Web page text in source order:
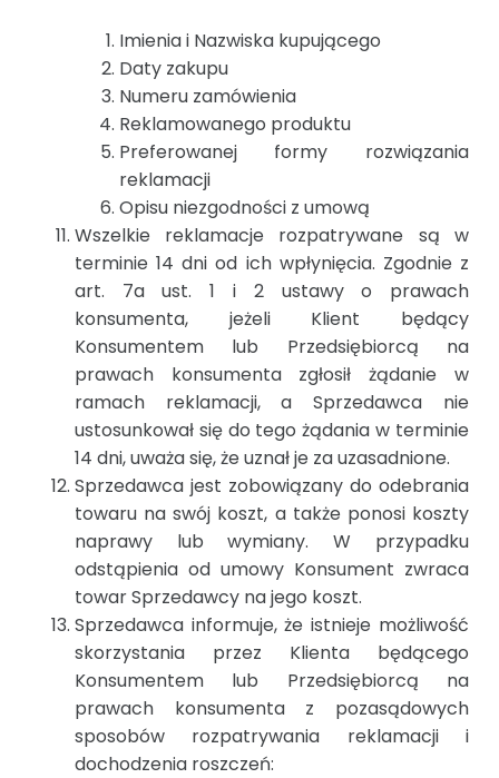
Imienia i Nazwiska kupującego
Daty zakupu
Numeru zamówienia
Reklamowanego produktu
Preferowanej formy rozwiązania
reklamacji
Opisu niezgodności z umową
Wszelkie reklamacje rozpatrywane są w
terminie 14 dni od ich wpłynięcia. Zgodnie z
art. 7a ust. 1 i 2 ustawy o prawach
konsumenta, jeżeli Klient będący
Konsumentem lub Przedsiębiorcą na
prawach konsumenta zgłosił żądanie w
ramach reklamacji, a Sprzedawca nie
ustosunkował się do tego żądania w terminie
14 dni, uważa się, że uznał je za uzasadnione.
Sprzedawca jest zobowiązany do odebrania
towaru na swój koszt, a także ponosi koszty
naprawy lub wymiany. W przypadku
odstąpienia od umowy Konsument zwraca
towar Sprzedawcy na jego koszt.
Sprzedawca informuje, że istnieje możliwość
skorzystania przez Klienta będącego
Konsumentem lub Przedsiębiorcą na
prawach konsumenta z pozasądowych
sposobów rozpatrywania reklamacji i
dochodzenia roszczeń: